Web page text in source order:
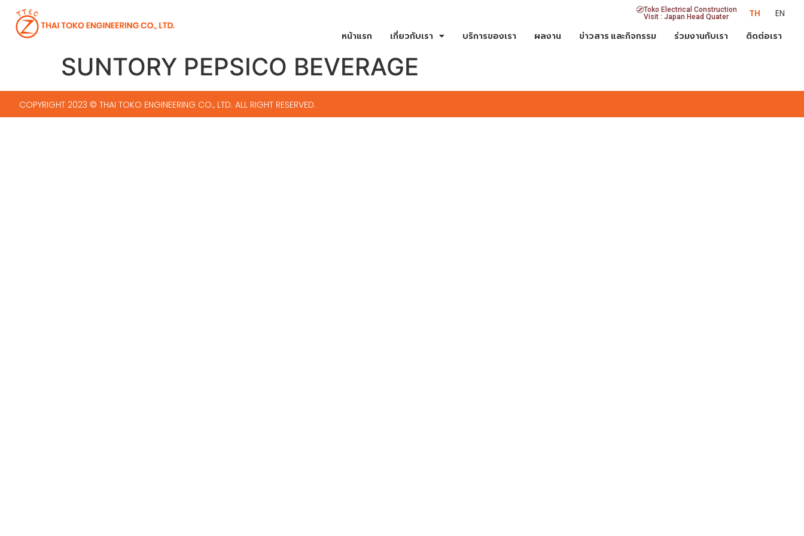
Toko Electrical Construction
Visit : Japan Head Quater
TH
EN
หน้าแรก
เกี่ยวกับเรา บริการของเรา ผลงาน ข่าวสาร และกิจกรรม ร่วมงานกับเรา ติดต่อเรา
SUNTORY PEPSICO BEVERAGE
COPYRIGHT 2023 © THAI TOKO ENGINEERING CO., LTD. ALL RIGHT RESERVED.